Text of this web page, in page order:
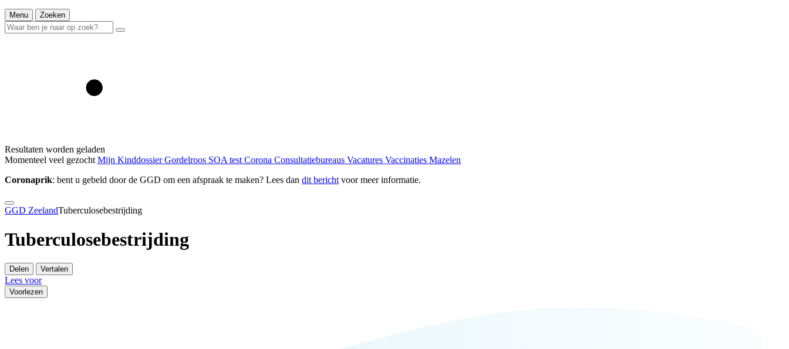
Menu Zoeken
Resultaten worden geladen
Momenteel veel gezocht Mijn KinddossierGordelroos SOA testCorona Consultatiebureaus Vacatures Vaccinaties Mazelen
Coronaprik: bent u gebeld door de GGD om een afspraak te maken? Lees dan dit berichtvoor meer informatie.
GGD ZeelandTuberculosebestrijding
Tuberculosebestrijding
Delen Vertalen
Lees voor
Voorlezen